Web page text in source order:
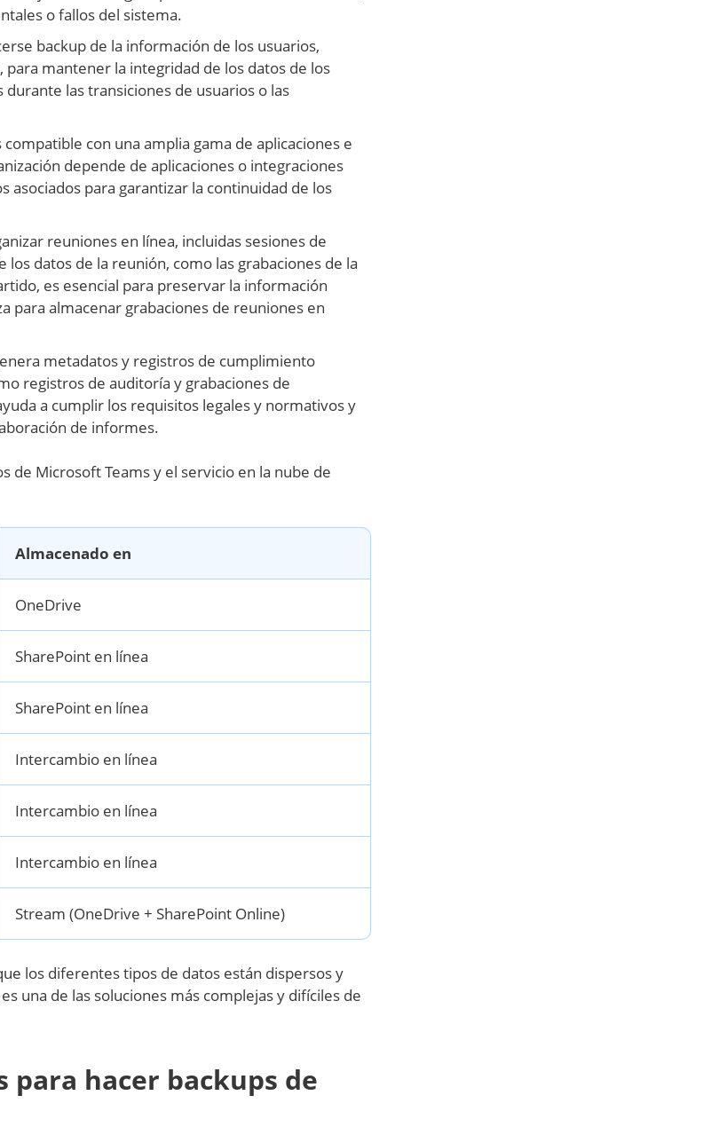
o fallos del sistema.
backup de la información de los usuarios,
mantener la integridad de los datos de los
las transiciones de usuarios o las
con una amplia gama de aplicaciones e
depende de aplicaciones o integraciones
asociados para garantizar la continuidad de los
reuniones en línea, incluidas sesiones de
datos de la reunión, como las grabaciones de la
es esencial para preservar la información
para almacenar grabaciones de reuniones en
metadatos y registros de cumplimiento
registros de auditoría y grabaciones de
a cumplir los requisitos legales y normativos y
de informes.
de Microsoft Teams y el servicio en la nube de
Almacenado en
OneDrive
SharePoint en línea
SharePoint en línea
Intercambio en línea
Intercambio en línea
Intercambio en línea
Stream (OneDrive + SharePoint Online)
los diferentes tipos de datos están dispersos y
una de las soluciones más complejas y difíciles de
hacer backups de